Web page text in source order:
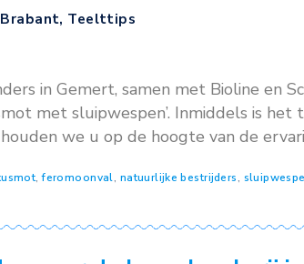
en Treeport organiseerden
Dams en hun
150 bezoekers naar 20
legden vooral de nadruk
up,boomkwekerij ,boomteelt, robots,